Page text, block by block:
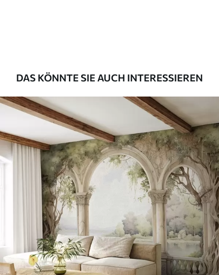
80.0048.00₣
DAS KÖNNTE SIE AUCH INTERESSIEREN